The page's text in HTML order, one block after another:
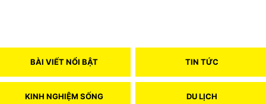
BÀI VIẾT NỔI BẬT TIN TỨC
KINH NGHIỆM SỐNG DU LỊCH